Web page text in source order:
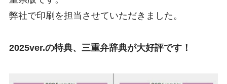
弊社で印刷を担当させていただきました。
2025ver.の特典、三重弁辞典が大好評です！